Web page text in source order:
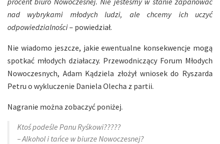
nad wybrykami młodych ludzi, ale chcemy ich uczyć
odpowiedzialności– powiedział.
Nie wiadomo jeszcze, jakie ewentualne konsekwencje mogą
spotkać młodych działaczy. Przewodniczący Forum Młodych
Nowoczesnych, Adam Kądziela złożył wniosek do Ryszarda
Petru o wykluczenie Daniela Olecha z partii.
Nagranie można zobaczyć poniżej.
Ktoś podeśle Panu Ryśkowi?????
– Alkohol i tańce w biurze Nowoczesnej?